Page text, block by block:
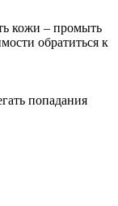
кожи – промыть
обратиться к
попадания